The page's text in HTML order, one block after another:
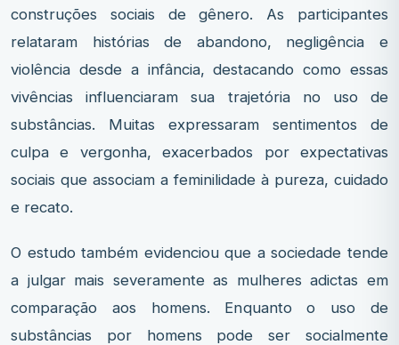
construções sociais de gênero. As participantes
relataram histórias de abandono, negligência e
violência desde a infância, destacando como essas
vivências influenciaram sua trajetória no uso de
substâncias. Muitas expressaram sentimentos de
culpa e vergonha, exacerbados por expectativas
sociais que associam a feminilidade à pureza, cuidado
e recato.
O estudo também evidenciou que a sociedade tende
a julgar mais severamente as mulheres adictas em
comparação aos homens. Enquanto o uso de
substâncias por homens pode ser socialmente